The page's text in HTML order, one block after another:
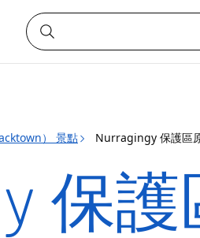
） 景點 Nurragingy 保護區
保護